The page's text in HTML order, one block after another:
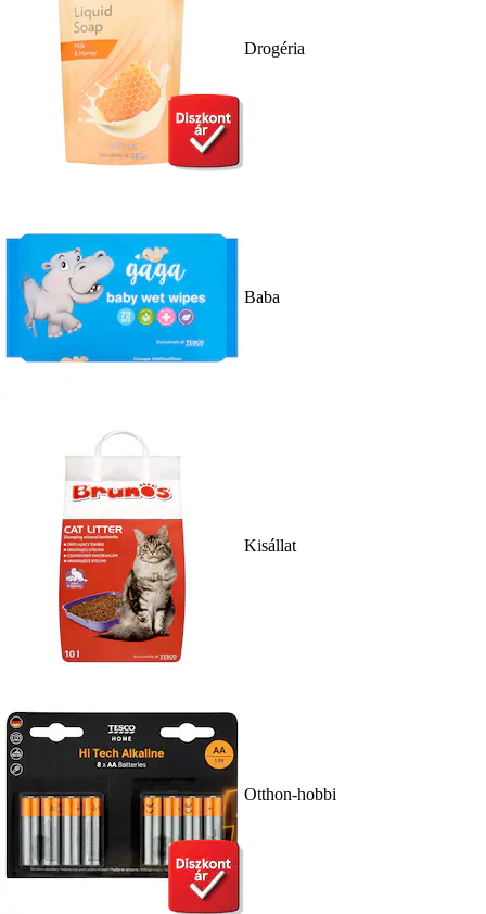
Drogéria
Baba
Kisállat
Otthon-hobbi